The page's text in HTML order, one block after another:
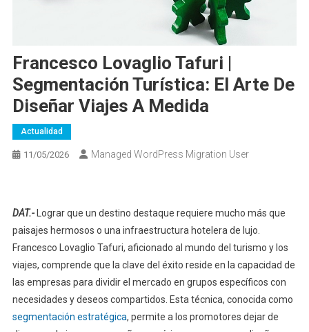
Francesco Lovaglio Tafuri |
Segmentación Turística: El Arte De
Diseñar Viajes A Medida
Actualidad
11/05/2026 Managed WordPress Migration User
DAT.-Lograr que un destino destaque requiere mucho más que
paisajes hermosos o una infraestructura hotelera de lujo.
Francesco Lovaglio Tafuri, aficionado al mundo del turismo y los
viajes, comprende que la clave del éxito reside en la capacidad de
las empresas para dividir el mercado en grupos específicos con
necesidades y deseos compartidos. Esta técnica, conocida como
segmentación estratégica, permite a los promotores dejar de